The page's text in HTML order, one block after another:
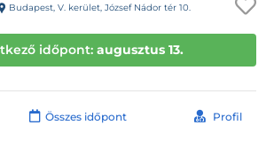
Budapest, V. kerület, József Nádor tér 10.
időpont: augusztus 13.
Összes időpont Profil